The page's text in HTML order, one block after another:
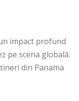
impact profund
pe scena globală.
din Panama